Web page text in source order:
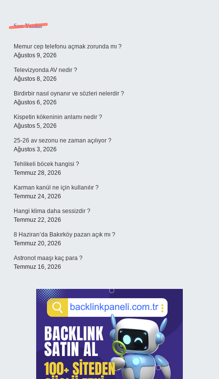
Sidebar
Son Yazılar
Memur cep telefonu açmak zorunda mı ?
Ağustos 9, 2026
Televizyonda AV nedir ?
Ağustos 8, 2026
Birdirbir nasıl oynanır ve sözleri nelerdir ?
Ağustos 6, 2026
Kispetin kökeninin anlamı nedir ?
Ağustos 5, 2026
25-26 av sezonu ne zaman açılıyor ?
Ağustos 3, 2026
Tehlikeli böcek hangisi ?
Temmuz 28, 2026
Karman kanül ne için kullanılır ?
Temmuz 24, 2026
Hangi klima daha sessizdir ?
Temmuz 22, 2026
8 Haziran’da Bakırköy pazarı açık mı ?
Temmuz 20, 2026
Astronot maaşı kaç para ?
Temmuz 16, 2026